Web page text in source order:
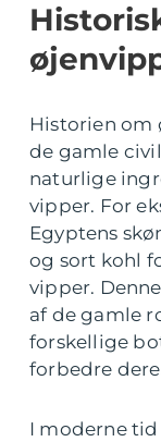
Historien om
de gamle
naturlige
vipper. For
Egyptens
og sort kohl
vipper.
af de gamle
forskellige
forbedre
I moderne